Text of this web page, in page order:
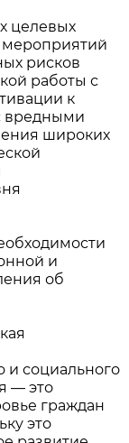
целевых
мероприятий
рисков
работы с
к
вредными
широких
и
об
и социального
— это
граждан
это